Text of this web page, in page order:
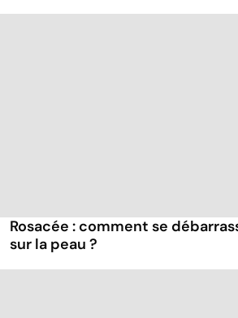
Rosacée : comment se
sur la peau ?